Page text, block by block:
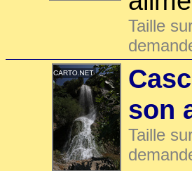
Taille
son
Taille